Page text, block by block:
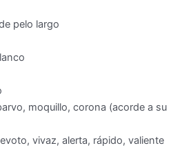
pelo largo
moquillo, corona (acorde a su
vivaz, alerta, rápido, valiente